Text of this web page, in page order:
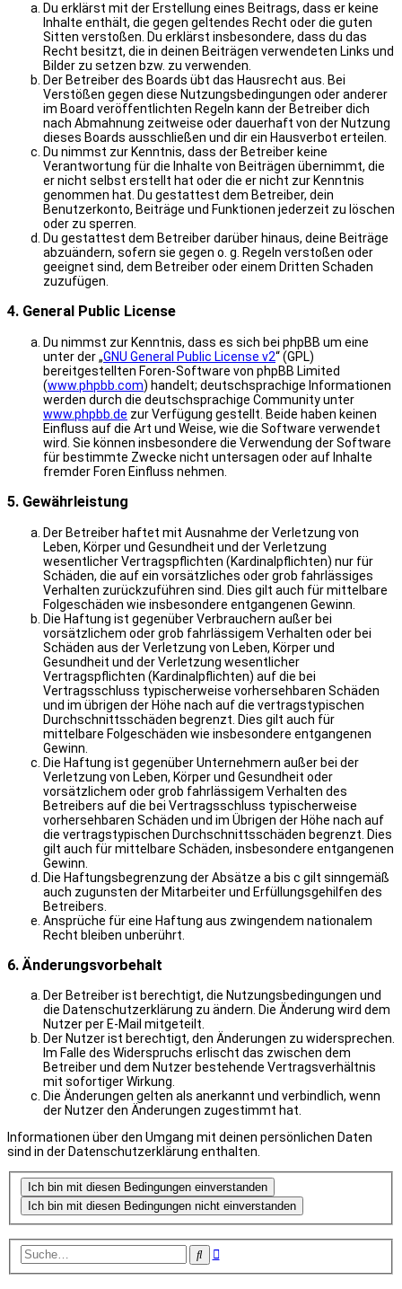
Du erklärst mit der Erstellung eines Beitrags, dass er keine
Inhalte enthält, die gegen geltendes Recht oder die guten
Sitten verstoßen. Du erklärst insbesondere, dass du das
Recht besitzt, die in deinen Beiträgen verwendeten Links und
Bilder zu setzen bzw. zu verwenden.
Der Betreiber des Boards übt das Hausrecht aus. Bei
Verstößen gegen diese Nutzungsbedingungen oder anderer
im Board veröffentlichten Regeln kann der Betreiber dich
nach Abmahnung zeitweise oder dauerhaft von der Nutzung
dieses Boards ausschließen und dir ein Hausverbot erteilen.
Du nimmst zur Kenntnis, dass der Betreiber keine
Verantwortung für die Inhalte von Beiträgen übernimmt, die
er nicht selbst erstellt hat oder die er nicht zur Kenntnis
genommen hat. Du gestattest dem Betreiber, dein
Benutzerkonto, Beiträge und Funktionen jederzeit zu löschen
oder zu sperren.
Du gestattest dem Betreiber darüber hinaus, deine Beiträge
abzuändern, sofern sie gegen o. g. Regeln verstoßen oder
geeignet sind, dem Betreiber oder einem Dritten Schaden
zuzufügen.
4. General Public License
Du nimmst zur Kenntnis, dass es sich bei phpBB um eine
unter der „GNU General Public License v2“ (GPL)
bereitgestellten Foren-Software von phpBB Limited
(www.phpbb.com) handelt; deutschsprachige Informationen
werden durch die deutschsprachige Community unter
www.phpbb.de zur Verfügung gestellt. Beide haben keinen
Einfluss auf die Art und Weise, wie die Software verwendet
wird. Sie können insbesondere die Verwendung der Software
für bestimmte Zwecke nicht untersagen oder auf Inhalte
fremder Foren Einfluss nehmen.
5. Gewährleistung
Der Betreiber haftet mit Ausnahme der Verletzung von
Leben, Körper und Gesundheit und der Verletzung
wesentlicher Vertragspflichten (Kardinalpflichten) nur für
Schäden, die auf ein vorsätzliches oder grob fahrlässiges
Verhalten zurückzuführen sind. Dies gilt auch für mittelbare
Folgeschäden wie insbesondere entgangenen Gewinn.
Die Haftung ist gegenüber Verbrauchern außer bei
vorsätzlichem oder grob fahrlässigem Verhalten oder bei
Schäden aus der Verletzung von Leben, Körper und
Gesundheit und der Verletzung wesentlicher
Vertragspflichten (Kardinalpflichten) auf die bei
Vertragsschluss typischerweise vorhersehbaren Schäden
und im übrigen der Höhe nach auf die vertragstypischen
Durchschnittsschäden begrenzt. Dies gilt auch für
mittelbare Folgeschäden wie insbesondere entgangenen
Gewinn.
Die Haftung ist gegenüber Unternehmern außer bei der
Verletzung von Leben, Körper und Gesundheit oder
vorsätzlichem oder grob fahrlässigem Verhalten des
Betreibers auf die bei Vertragsschluss typischerweise
vorhersehbaren Schäden und im Übrigen der Höhe nach auf
die vertragstypischen Durchschnittsschäden begrenzt. Dies
gilt auch für mittelbare Schäden, insbesondere entgangenen
Gewinn.
Die Haftungsbegrenzung der Absätze a bis c gilt sinngemäß
auch zugunsten der Mitarbeiter und Erfüllungsgehilfen des
Betreibers.
Ansprüche für eine Haftung aus zwingendem nationalem
Recht bleiben unberührt.
6. Änderungsvorbehalt
Der Betreiber ist berechtigt, die Nutzungsbedingungen und
die Datenschutzerklärung zu ändern. Die Änderung wird dem
Nutzer per E-Mail mitgeteilt.
Der Nutzer ist berechtigt, den Änderungen zu widersprechen.
Im Falle des Widerspruchs erlischt das zwischen dem
Betreiber und dem Nutzer bestehende Vertragsverhältnis
mit sofortiger Wirkung.
Die Änderungen gelten als anerkannt und verbindlich, wenn
der Nutzer den Änderungen zugestimmt hat.
Informationen über den Umgang mit deinen persönlichen Daten
sind in der Datenschutzerklärung enthalten.
SucheErweiterte